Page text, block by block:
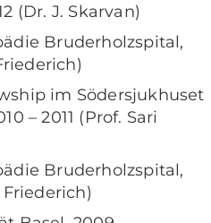
(Dr. J. Skarvan)
Bruderholzspital,
im Södersjukhuset
– 2011 (Prof. Sari
Bruderholzspital,
Friederich)